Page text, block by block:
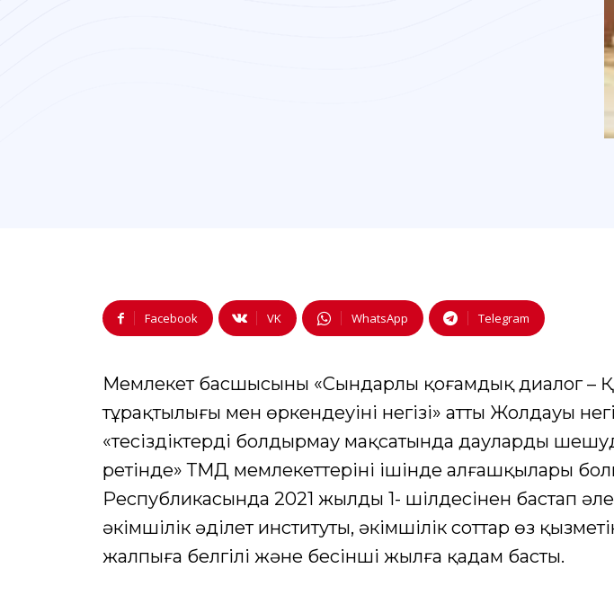
Facebook VK WhatsApp Telegram
Мемлекет басшысының «Сындарлы қоғамдық диалог –
тұрақтылығы мен өркендеуінің негізі» атты Жолдауы
«теңсіздіктерді болдырмау мақсатында дауларды
ретінде» ТМД мемлекеттерінің ішінде алғашқылары
Республикасында 2021 жылдың 1- шілдесінен бастап
әкімшілік әділет институты, әкімшілік соттар өз
жалпыға белгілі және бесінші жылға қадам басты.